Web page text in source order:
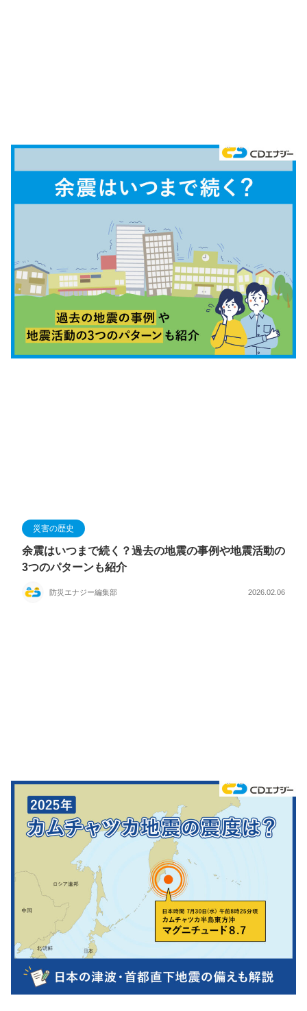
災害の歴史
余震はいつまで続く？過去の地震の事例や地震活動の
3つのパターンも紹介
防災エナジー編集部 2026.02.06